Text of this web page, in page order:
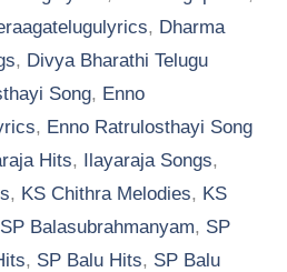
, Dharma
, Divya Bharathi Telugu
Song, Enno
, Enno Ratrulosthayi Song
Hits, Ilayaraja Songs,
, KS Chithra Melodies, KS
SP Balasubrahmanyam, SP
, SP Balu Hits, SP Balu